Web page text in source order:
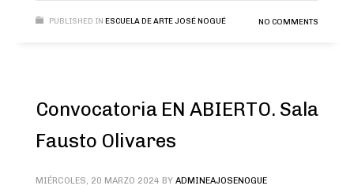
PUBLISHED IN ESCUELA DE ARTE JOSÉ NOGUÉ NO COMMENTS
Convocatoria EN ABIERTO. Sala
Fausto Olivares
MIÉRCOLES, 20 MARZO 2024 BY ADMINEAJOSENOGUE